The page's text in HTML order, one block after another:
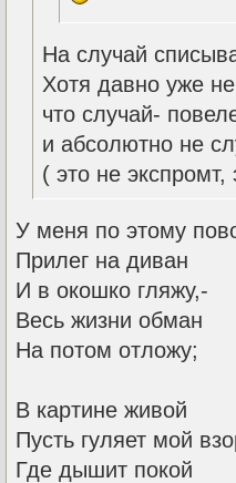
На случай
Хотя давно уже
что случай-
и абсолютно не
( это не
У меня по этому
Прилег на диван
И в окошко гляжу,-
Весь жизни обман
На потом отложу;
В картине живой
Пусть гуляет мой
Где дышит покой